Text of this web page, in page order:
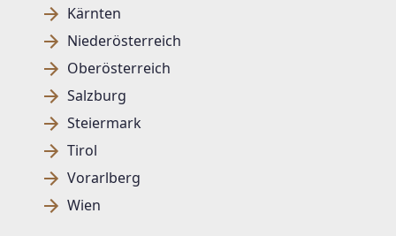
Kärnten
Niederösterreich
Oberösterreich
Salzburg
Steiermark
Tirol
Vorarlberg
Wien